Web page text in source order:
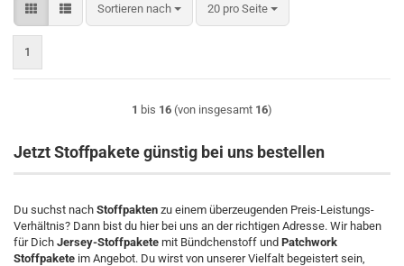
Sortieren nach
Sortieren nach 20 pro Seite
pro Seite
1
1 bis 16 (von insgesamt 16)
Jetzt Stoffpakete günstig bei uns bestellen
Du suchst nach Stoffpakten zu einem überzeugenden Preis-Leistungs-
Verhältnis? Dann bist du hier bei uns an der richtigen Adresse. Wir haben
für Dich Jersey-Stoffpakete mit Bündchenstoff und Patchwork
Stoffpakete im Angebot. Du wirst von unserer Vielfalt begeistert sein,